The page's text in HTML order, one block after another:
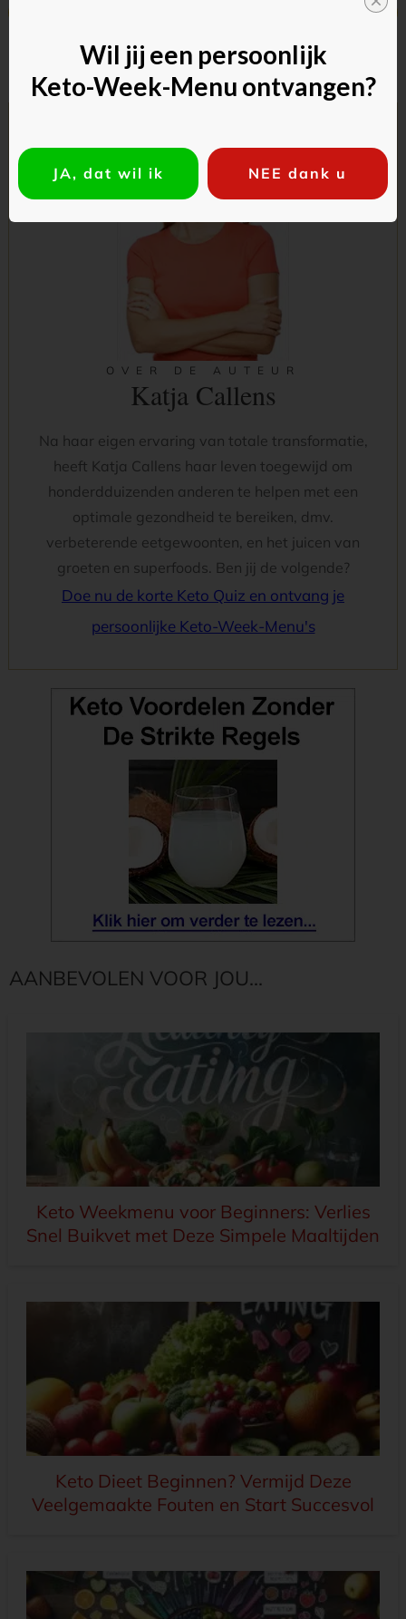
OVER DE AUTEUR
Katja Callens
Na haar eigen ervaring van totale transformatie,
heeft Katja Callens haar leven toegewijd om
honderdduizenden anderen te helpen met een
optimale gezondheid te bereiken, dmv.
verbeterende eetgewoonten, en het juicen van
groeten en superfoods. Ben jij de volgende?
Doe nu de korte Keto Quiz en ontvang je
persoonlijke Keto-Week-Menu's
AANBEVOLEN VOOR JOU...
Keto Weekmenu voor Beginners: Verlies
Snel Buikvet met Deze Simpele Maaltijden
Keto Dieet Beginnen? Vermijd Deze
Veelgemaakte Fouten en Start Succesvol
Wil jij een persoonlijk
Keto-Week-Menu ontvangen?
JA, dat wil ik NEE dank u